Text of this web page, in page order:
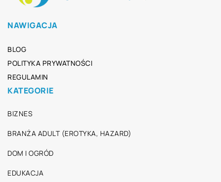
NAWIGACJA
BLOG
POLITYKA PRYWATNOŚCI
REGULAMIN
KATEGORIE
BIZNES
BRANŻA ADULT (EROTYKA, HAZARD)
DOM I OGRÓD
EDUKACJA